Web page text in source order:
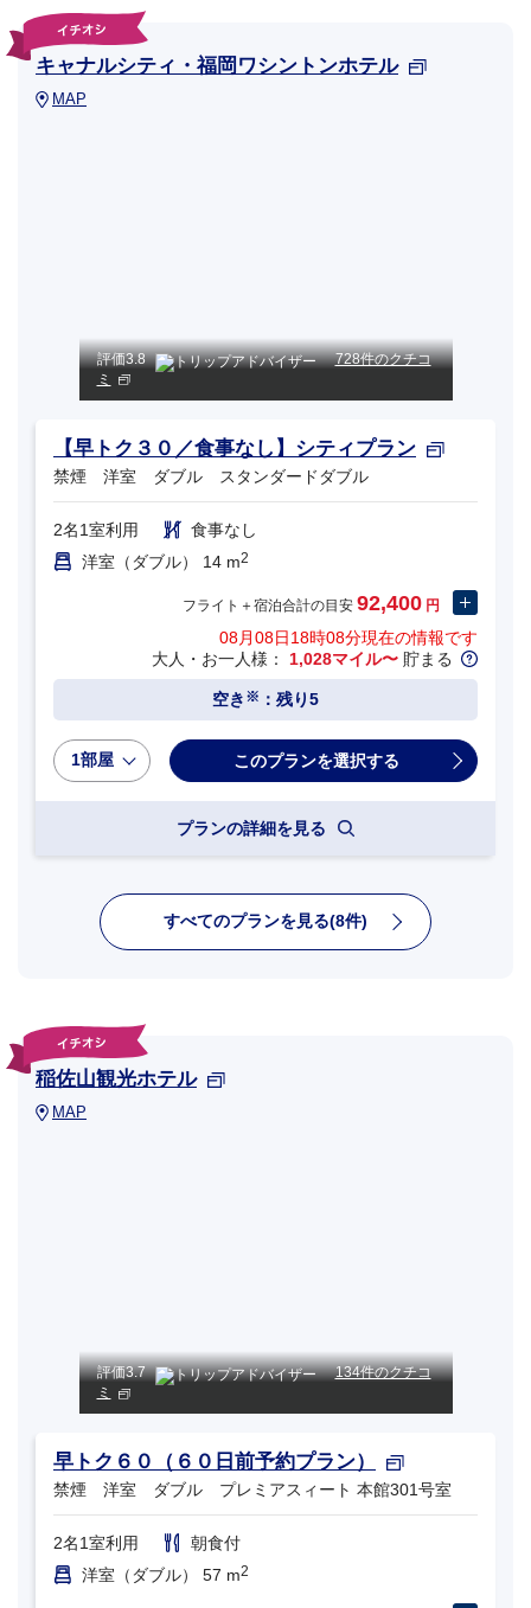
キャナルシティ・福岡ワシントンホテル
MAP
評価3.8
728件のクチコ
ミ
【早トク３０／食事なし】シティプラン
禁煙 洋室 ダブル スタンダードダブル
2名1室利用
食事なし
洋室（ダブル） 14 m2
フライト＋宿泊合計の目安 92,400 円
08月08日18時08分現在の情報です
大人・お一人様： 1,028マイル〜 貯まる
空き ※ ：残り5
1部屋
プランの詳細を見る
すべてのプランを見る(8件)
稲佐山観光ホテル
MAP
評価3.7
134件のクチコ
ミ
早トク６０（６０日前予約プラン）
禁煙 洋室 ダブル プレミアスィート 本館301号室
2名1室利用
朝食付
洋室（ダブル） 57 m2